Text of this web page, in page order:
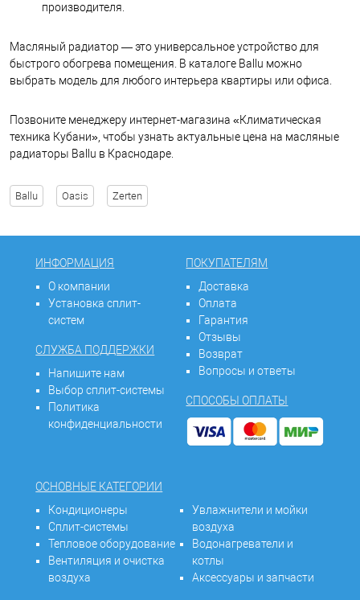
Ballu Oasis Zerten
производителя.
Масляный радиатор — это универсальное устройство для
быстрого обогрева помещения. В каталоге Ballu можно
выбрать модель для любого интерьера квартиры или офиса.
Позвоните менеджеру интернет-магазина «Климатическая
техника Кубани», чтобы узнать актуальные цена на масляные
радиаторы Ballu в Краснодаре.
ИНФОРМАЦИЯ
О компании
Установка сплит-
систем
СЛУЖБА ПОДДЕРЖКИ
Напишите нам
Выбор сплит-системы
Политика
конфиденциальности
ПОКУПАТЕЛЯМ
Доставка
Оплата
Гарантия
Отзывы
Возврат
Вопросы и ответы
СПОСОБЫ ОПЛАТЫ
ОСНОВНЫЕ КАТЕГОРИИ
Кондиционеры
Сплит-системы
Тепловое оборудование
Вентиляция и очистка
воздуха
Увлажнители и мойки
воздуха
Водонагреватели и
котлы
Аксессуары и запчасти